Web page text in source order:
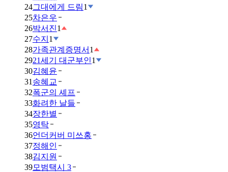
24그대에게 드림1
25차은우
26박서진1
27수지 1
28가족관계증명서 1
2921세기 대군부인1
30김혜윤
31 송혜교
32폭군의 셰프
33화려한 날들
34장한별
35영탁
36언더커버 미쓰홍
37정해인
38김지원
39모범택시 3